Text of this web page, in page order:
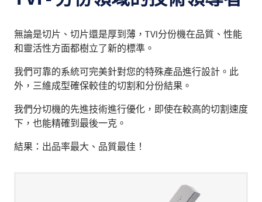
無論是切片、切片還是厚到薄，TVI分份機在品質、性能
和靈活性方面都樹立了新的標準。
我們可靠的系統可完美針對您的特殊產品進行設計。此
外，三維成型確保較佳的切割和分份結果。
我們分切機的先進技術進行優化，即使在較高的切割速度
下，也能精確到最後一克。
結果：出品率最大、品質最佳！